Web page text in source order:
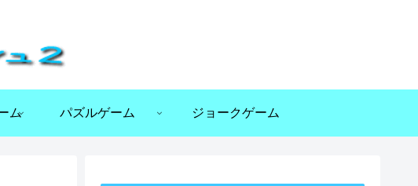
ム パズルゲーム ジョークゲーム